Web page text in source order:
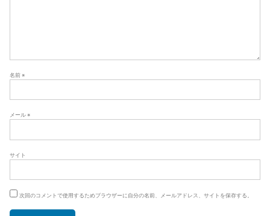
名前 ※
メール ※
サイト
次回のコメントで使用するためブラウザーに自分の名前、メールアドレス、サイトを保存する。